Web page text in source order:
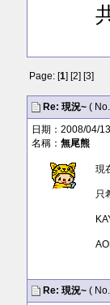
Page: [1] [2] [3]
Re: 現況~ (
日期：2008/04/
名稱： 無尾熊
現
只
Re: 現況~ (